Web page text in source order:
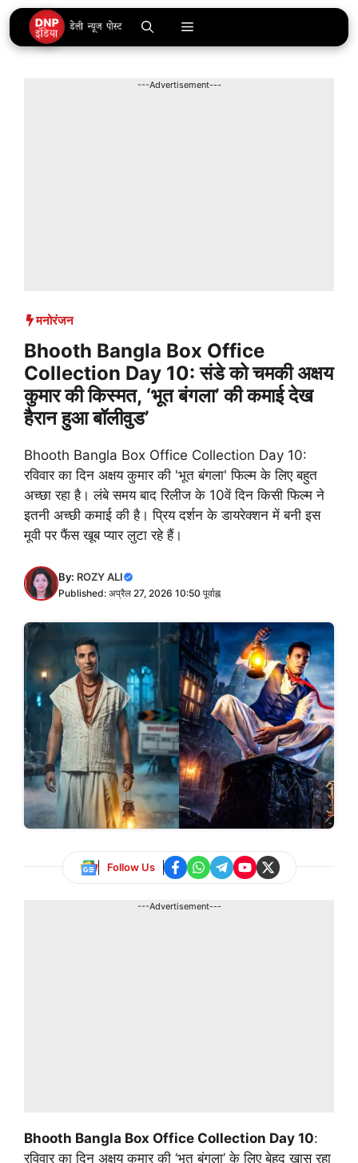
Skip
to
content
Menu
---Advertisement---
मनोरंजन
Bhooth Bangla Box Office
Collection Day 10: संडे को चमकी अक्षय
कुमार की किस्मत, ‘भूत बंगला’ की कमाई देख
हैरान हुआ बॉलीवुड’
Bhooth Bangla Box Office Collection Day 10:
रविवार का दिन अक्षय कुमार की 'भूत बंगला' फिल्म के लिए बहुत
अच्छा रहा है। लंबे समय बाद रिलीज के 10वें दिन किसी फिल्म ने
इतनी अच्छी कमाई की है। प्रिय दर्शन के डायरेक्शन में बनी इस
मूवी पर फैंस खूब प्यार लुटा रहे हैं।
By: ROZY ALI
Published: अप्रैल 27, 2026 10:50 पूर्वाह्न
Follow Us
---Advertisement---
Bhooth Bangla Box Office Collection Day 10:
रविवार का दिन अक्षय कुमार की ‘भूत बंगला’ के लिए बेहद खास रहा